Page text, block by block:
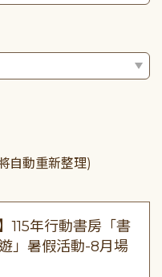
自動重新整理)
115年行動書房「書
」暑假活動-8月場